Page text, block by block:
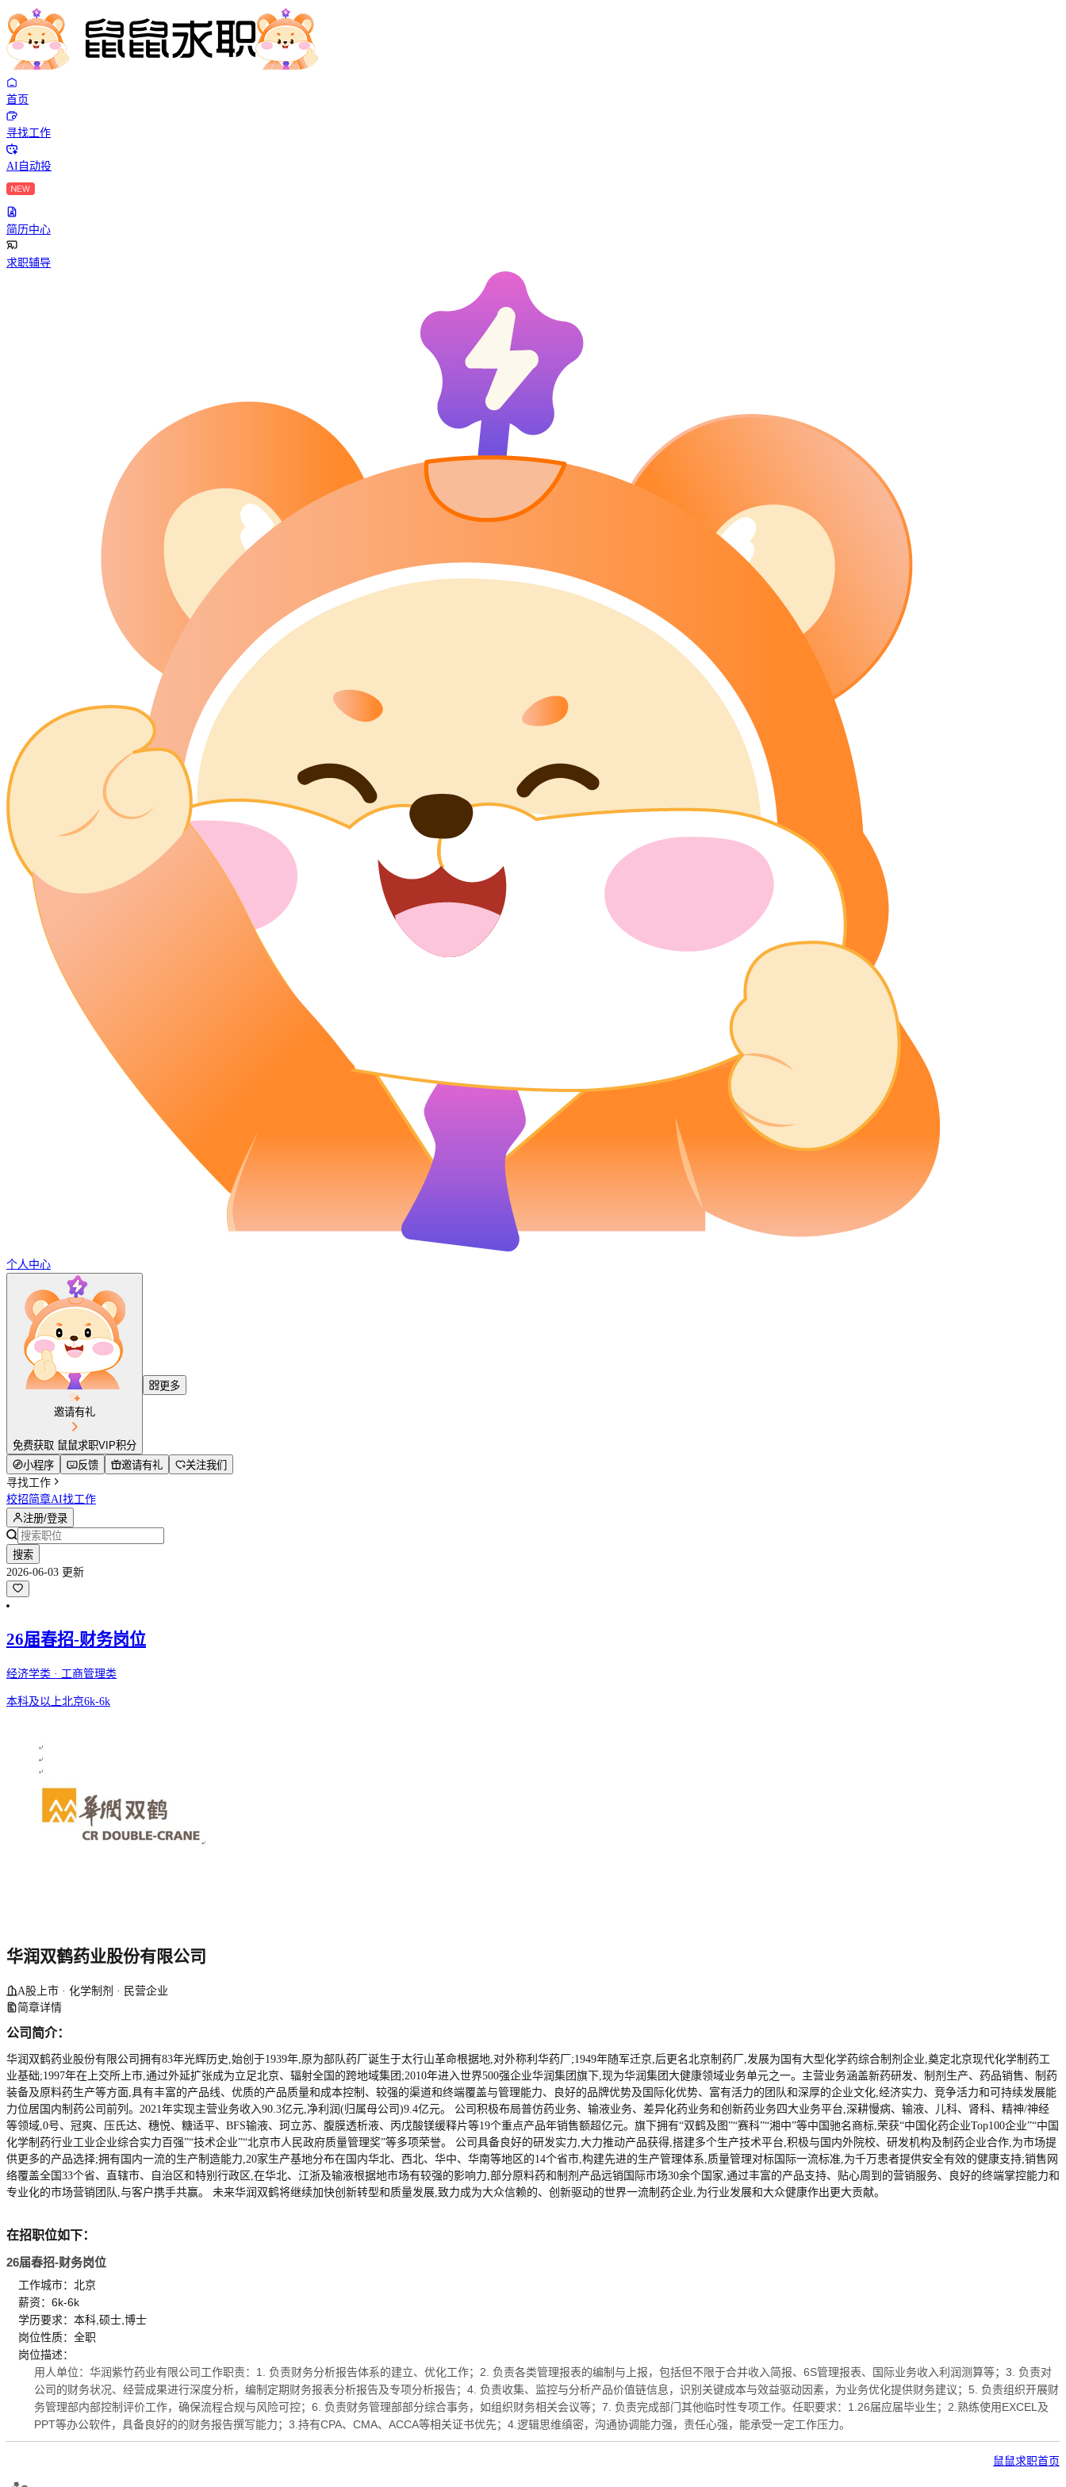
首页
寻找工作
AI自动投
简历中心
求职辅导
个人中心
邀请有礼
免费获取 鼠鼠求职VIP积分
更多
小程序 反馈 邀请有礼
关注我们
寻找工作
校招简章AI找工作
注册/登录
搜索
2026-06-03 更新
26届春招-财务岗位
经济学类 · 工商管理类
本科及以上北京6k-6k
华润双鹤药业股份有限公司
A股上市 · 化学制剂 · 民营企业
简章详情
公司简介：
华润双鹤药业股份有限公司拥有83年光辉历史,始创于1939年,原为部队药厂诞生于太行山革命根据地,对外称利华药厂;1949年随军迁京,后更名北京制药厂,发展为国有大型化学药综合制剂企业,奠定北京现代化学制药工
业基础;1997年在上交所上市,通过外延扩张成为立足北京、辐射全国的跨地域集团;2010年进入世界500强企业华润集团旗下,现为华润集团大健康领域业务单元之一。主营业务涵盖新药研发、制剂生产、药品销售、制药
装备及原料药生产等方面,具有丰富的产品线、优质的产品质量和成本控制、较强的渠道和终端覆盖与管理能力、良好的品牌优势及国际化优势、富有活力的团队和深厚的企业文化,经济实力、竞争活力和可持续发展能
力位居国内制药公司前列。2021年实现主营业务收入90.3亿元,净利润(归属母公司)9.4亿元。 公司积极布局普仿药业务、输液业务、差异化药业务和创新药业务四大业务平台,深耕慢病、输液、儿科、肾科、精神/神经
等领域,0号、冠爽、压氏达、穗悦、糖适平、BFS输液、珂立苏、腹膜透析液、丙戊酸镁缓释片等19个重点产品年销售额超亿元。旗下拥有“双鹤及图”“赛科”“湘中”等中国驰名商标,荣获“中国化药企业Top100企业”“中国
化学制药行业工业企业综合实力百强”“技术企业”“北京市人民政府质量管理奖”等多项荣誉。 公司具备良好的研发实力,大力推动产品获得,搭建多个生产技术平台,积极与国内外院校、研发机构及制药企业合作,为市场提
供更多的产品选择;拥有国内一流的生产制造能力,20家生产基地分布在国内华北、西北、华中、华南等地区的14个省市,构建先进的生产管理体系,质量管理对标国际一流标准,为千万患者提供安全有效的健康支持;销售网
络覆盖全国33个省、直辖市、自治区和特别行政区,在华北、江浙及输液根据地市场有较强的影响力,部分原料药和制剂产品远销国际市场30余个国家,通过丰富的产品支持、贴心周到的营销服务、良好的终端掌控能力和
专业化的市场营销团队,与客户携手共赢。 未来华润双鹤将继续加快创新转型和质量发展,致力成为大众信赖的、创新驱动的世界一流制药企业,为行业发展和大众健康作出更大贡献。
在招职位如下：
26届春招-财务岗位
工作城市：北京
薪资：6k-6k
学历要求：本科,硕士,博士
岗位性质：全职
岗位描述：
用人单位：华润紫竹药业有限公司工作职责：1. 负责财务分析报告体系的建立、优化工作；2. 负责各类管理报表的编制与上报，包括但不限于合并收入简报、6S管理报表、国际业务收入利润测算等；3. 负责对
公司的财务状况、经营成果进行深度分析，编制定期财务报表分析报告及专项分析报告；4. 负责收集、监控与分析产品价值链信息，识别关键成本与效益驱动因素，为业务优化提供财务建议；5. 负责组织开展财
务管理部内部控制评价工作，确保流程合规与风险可控；6. 负责财务管理部部分综合事务，如组织财务相关会议等；7. 负责完成部门其他临时性专项工作。任职要求：1.26届应届毕业生；2.熟练使用EXCEL及
PPT等办公软件，具备良好的的财务报告撰写能力；3.持有CPA、CMA、ACCA等相关证书优先；4.逻辑思维缜密，沟通协调能力强，责任心强，能承受一定工作压力。
鼠鼠求职首页